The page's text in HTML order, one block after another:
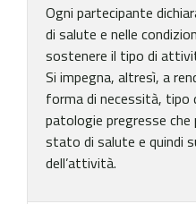
Ogni partecipante
di salute e nelle
sostenere il tipo di
Si impegna, altresì, a
forma di necessità, tipo
patologie pregresse
stato di salute e quindi
dell’attività.